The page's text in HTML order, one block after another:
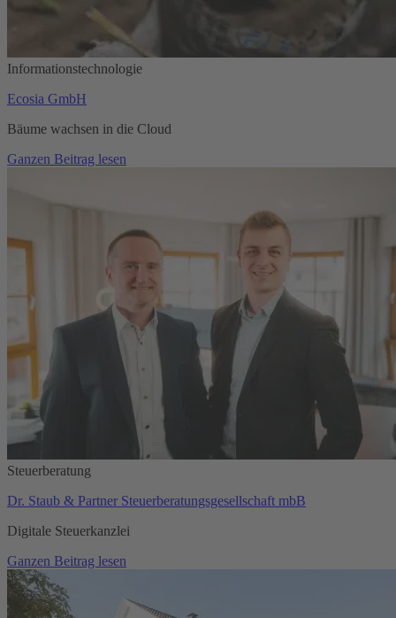
Informationstechnologie
Ecosia GmbH
Bäume wachsen in die Cloud
Ganzen Beitrag lesen
Steuerberatung
Dr. Staub & Partner Steuerberatungsgesellschaft mbB
Digitale Steuerkanzlei
Ganzen Beitrag lesen